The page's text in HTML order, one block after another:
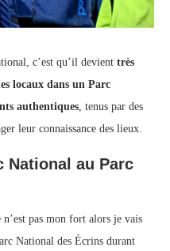
c’est qu’il devient très
locaux dans un Parc
authentiques , tenus par des
leur connaissance des lieux.
National au Parc
n’est pas mon fort alors je vais
National des Écrins durant